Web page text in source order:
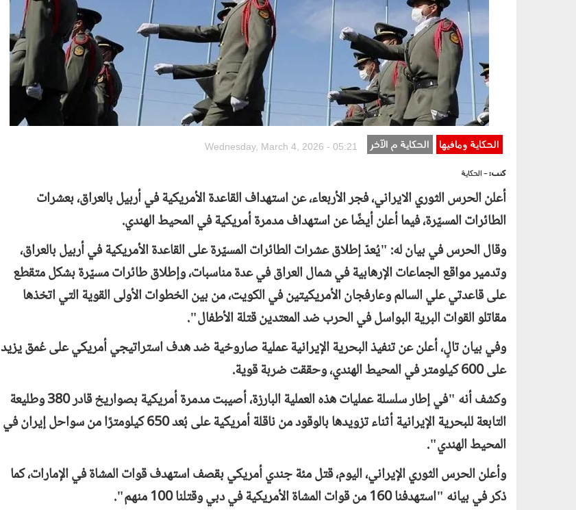
الحكاية ومافيها الحكاية م الآخر Wednesday, March 4, 2026 - 05:21
كتب:- الحكاية
أعلن الحرس الثوري الايراني، فجر الأربعاء، عن استهداف القاعدة الأمريكية في أربيل بالعراق، بعشرات
الطائرات المسيّرة، فيما أعلن أيضًا عن استهداف مدمرة أمريكية في المحيط الهندي.
وقال الحرس في بيان له: "يُعدّ إطلاق عشرات الطائرات المسيّرة على القاعدة الأمريكية في أربيل بالعراق،
وتدمير مواقع الجماعات الإرهابية في شمال العراق في عدة مناسبات، وإطلاق طائرات مسيّرة بشكل متقطع
على قاعدتي علي السالم وعارفجان الأمريكيتين في الكويت، من بين الخطوات الأولى القوية التي اتخذها
مقاتلو القوات البرية البواسل في الحرب ضد المعتدين قتلة الأطفال".
وفي بيان تالٍ، أعلن عن تنفيذ البحرية الإيرانية عملية صاروخية ضد هدف استراتيجي أمريكي على عُمق يزيد
على 600 كيلومتر في المحيط الهندي، وحققت ضربة قوية.
وكشف أنه "في إطار سلسلة عمليات هذه العملية البارزة، أصيبت مدمرة أمريكية بصواريخ قادر 380 وطليعة
التابعة للبحرية الإيرانية أثناء تزويدها بالوقود من ناقلة أمريكية على بُعد 650 كيلومترًا من سواحل إيران في
المحيط الهندي".
وأعلن الحرس الثوري الإيراني، اليوم، قتل مئة جندي أمريكي بقصف استهدف قوات المشاة في الإمارات، كما
ذكر في بيانه "استهدفنا 160 من قوات المشاة الأمريكية في دبي وقتلنا 100 منهم".